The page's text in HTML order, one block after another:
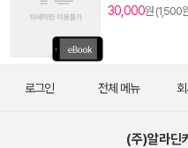
30,000원 (1,500
로그인 전체 메뉴
(주)알라딘